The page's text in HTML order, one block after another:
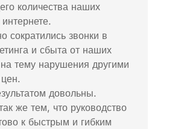
количества наших
сократились звонки в
и сбыта от наших
тему нарушения другими
довольны.
же тем, что руководство
к быстрым и гибким